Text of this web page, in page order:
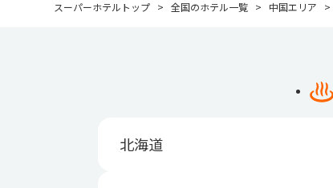
スーパーホテルトップ 全国のホテル一覧 中国エリア
北海道